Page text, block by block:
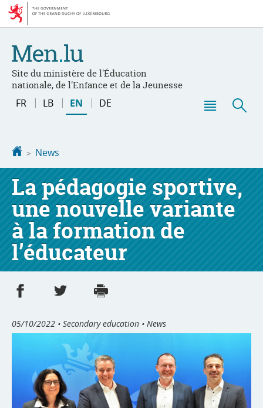
Go
Go
Site du ministère de l'Éducation
nationale, de l'Enfance et de la Jeunesse
Changer
FR LB EN DE
Homepage
News
La pédagogie sportive,
une nouvelle variante
à la formation de
l’éducateur
Share on Facebook
Share on Twitter
05/10/2022 • Secondary education • News